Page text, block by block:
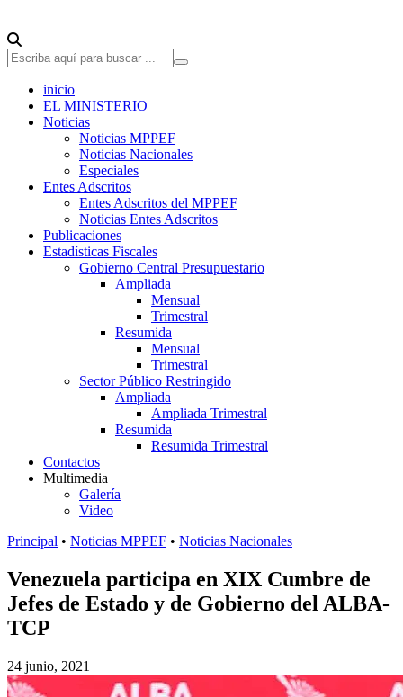
inicio
EL MINISTERIO
Noticias
Noticias MPPEF
Noticias Nacionales
Especiales
Entes Adscritos
Entes Adscritos del MPPEF
Noticias Entes Adscritos
Publicaciones
Estadísticas Fiscales
Gobierno Central Presupuestario
Ampliada
Mensual
Trimestral
Resumida
Mensual
Trimestral
Sector Público Restringido
Ampliada
Ampliada Trimestral
Resumida
Resumida Trimestral
Contactos
Multimedia
Galería
Video
Principal • Noticias MPPEF • Noticias Nacionales
Venezuela participa en XIX Cumbre de
Jefes de Estado y de Gobierno del ALBA-
TCP
24 junio, 2021